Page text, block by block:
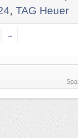
, TAG Heuer
→